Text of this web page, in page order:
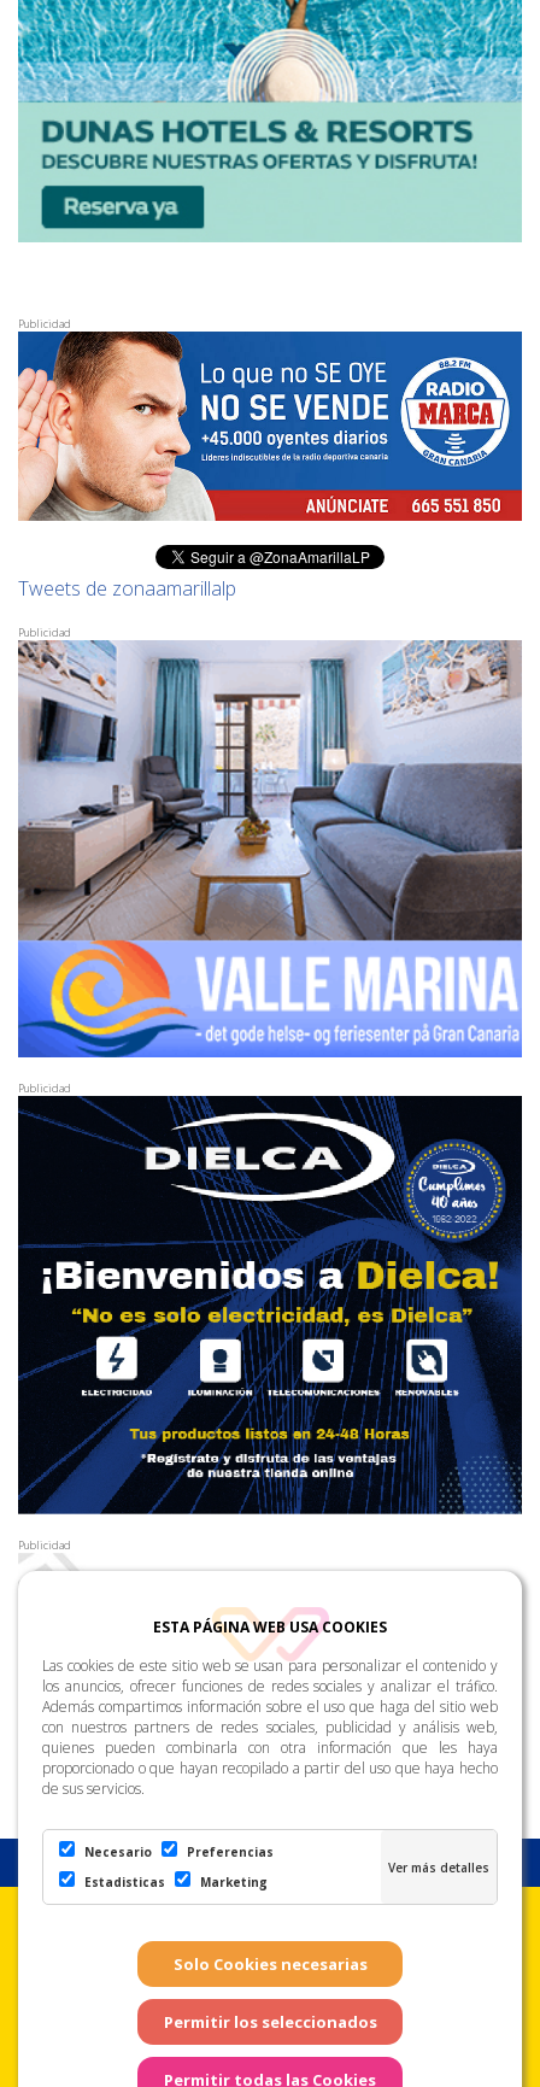
Publicidad
Tweets de zonaamarillalp
Publicidad
Publicidad
Publicidad
Aviso Legal Condiciones de uso
Política de
Privacidad
Copyright © Zona Amarilla. Todos los derechos reservados. - Página
web realizada por
Web Las Palmas
ESTA PÁGINA WEB USA COOKIES
Las cookies de este sitio web se usan para personalizar el contenido y
los anuncios, ofrecer funciones de redes sociales y analizar el tráfico.
Además compartimos información sobre el uso que haga del sitio web
con nuestros partners de redes sociales, publicidad y análisis web,
quienes pueden combinarla con otra información que les haya
proporcionado o que hayan recopilado a partir del uso que haya hecho
de sus servicios.
Necesario
Preferencias
Estadisticas
Marketing